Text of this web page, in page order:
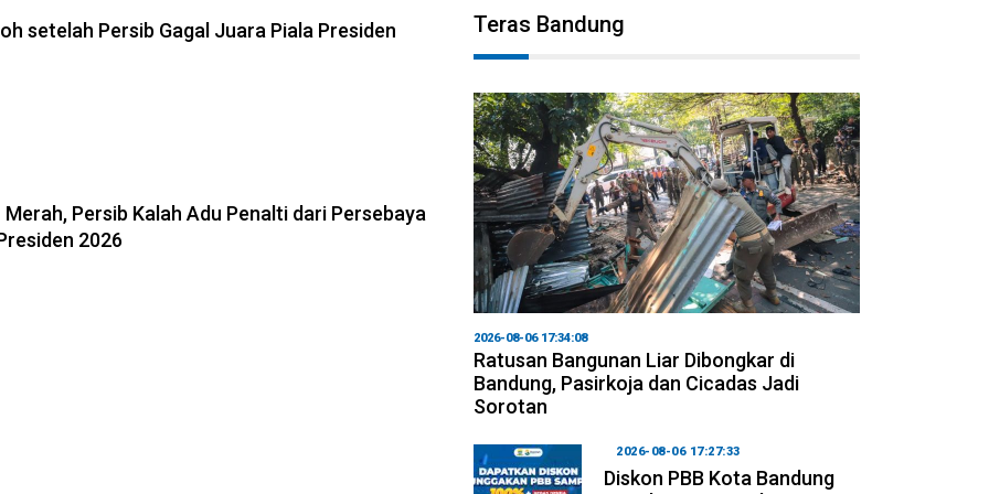
setelah Persib Gagal Juara Piala Presiden
Persib Kalah Adu Penalti dari Persebaya
2026
Teras Bandung
2026-08-06 17:34:08
Ratusan Bangunan Liar Dibongkar di
Bandung, Pasirkoja dan Cicadas Jadi
Sorotan
2026-08-06 17:27:33
Diskon PBB Kota Bandung